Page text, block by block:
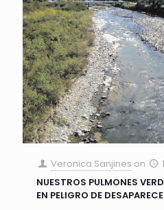
Veronica Sanjines on
NUESTROS PULMONES
EN PELIGRO DE